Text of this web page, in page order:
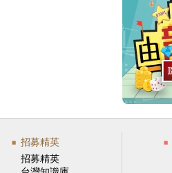
招募精英
招募精英